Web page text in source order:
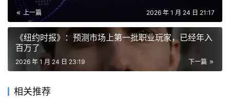
重塑初创公司，护城河弱化但企业级优势稳固，健康重在饮
食、睡眠、锻炼。
宏观视角
华尔街教父、欧央行行长与历史学家激辩：“AI、关税和地
缘”将把世界拖向“1930”？
上一篇 2026 年 1 月 24 日 21:17
《纽约时报》：预测市场上第一批职业玩家，已经年入
百万了
下一篇
2026 年 1 月 24 日 23:19
相关推荐